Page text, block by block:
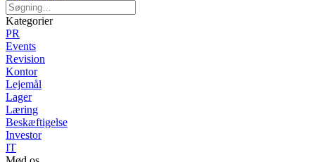
Kategorier
PR
Events
Revision
Kontor
Lejemål
Lager
Læring
Beskæftigelse
Investor
IT